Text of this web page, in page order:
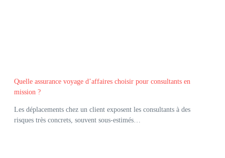
Quelle assurance voyage d’affaires choisir pour consultants en
mission ?
Les déplacements chez un client exposent les consultants à des
risques très concrets, souvent sous-estimés…